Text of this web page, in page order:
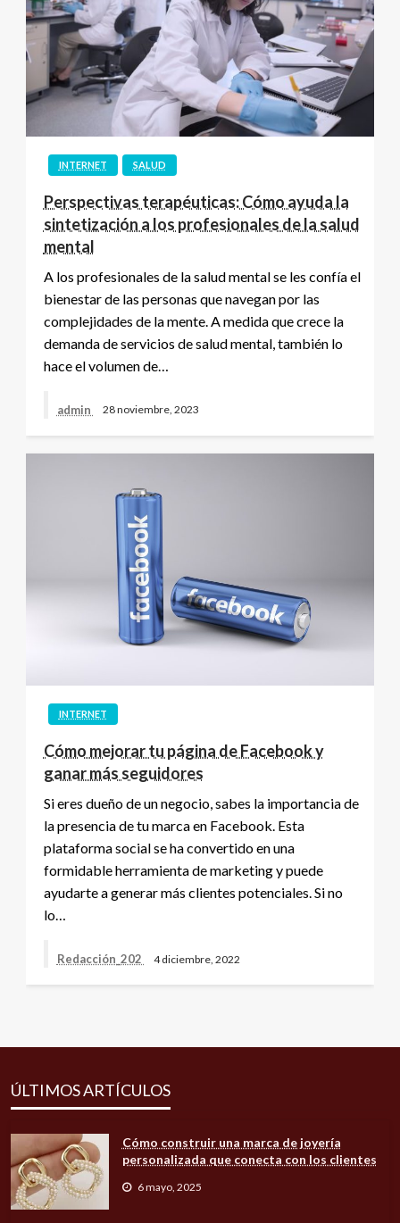
INTERNET SALUD
Perspectivas terapéuticas: Cómo ayuda la
sintetización a los profesionales de la salud
mental
A los profesionales de la salud mental se les confía el
bienestar de las personas que navegan por las
complejidades de la mente. A medida que crece la
demanda de servicios de salud mental, también lo
hace el volumen de…
admin 28 noviembre, 2023
INTERNET
Cómo mejorar tu página de Facebook y
ganar más seguidores
Si eres dueño de un negocio, sabes la importancia de
la presencia de tu marca en Facebook. Esta
plataforma social se ha convertido en una
formidable herramienta de marketing y puede
ayudarte a generar más clientes potenciales. Si no
lo…
Redacción_202 4 diciembre, 2022
ÚLTIMOS ARTÍCULOS
Cómo construir una marca de joyería
personalizada que conecta con los clientes
6 mayo, 2025